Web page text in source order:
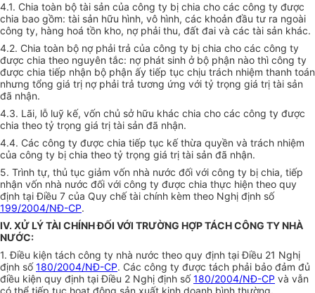
4.1. Chia toàn bộ tài sản của công ty bị chia cho các công ty được
chia bao gồm: tài sản hữu hình, vô hình, các khoản đầu tư ra ngoài
công ty, hàng hoá tồn kho, nợ phải thu, đất đai và các tài sản khác.
4.2. Chia toàn bộ nợ phải trả của công ty bị chia cho các công ty
được chia theo nguyên tắc: nợ phát sinh ở bộ phận nào thì công ty
được chia tiếp nhận bộ phận ấy tiếp tục chịu trách nhiệm thanh toán
nhưng tổng giá trị nợ phải trả tương ứng với tỷ trọng giá trị tài sản
đã nhận.
4.3. Lãi, lỗ luỹ kế, vốn chủ sở hữu khác chia cho các công ty được
chia theo tỷ trọng giá trị tài sản đã nhận.
4.4. Các công ty được chia tiếp tục kế thừa quyền và trách nhiệm
của công ty bị chia theo tỷ trọng giá trị tài sản đã nhận.
5. Trình tự, thủ tục giảm vốn nhà nước đối với công ty bị chia, tiếp
nhận vốn nhà nước đối với công ty được chia thực hiện theo quy
định tại Điều 7 của Quy chế tài chính kèm theo Nghị định số
199/2004/NĐ-CP.
IV. XỬ LÝ TÀI CHÍNH ĐỐI VỚI TRƯỜNG HỢP TÁCH CÔNG TY NHÀ
NƯỚC:
1. Điều kiện tách công ty nhà nước theo quy định tại Điều 21 Nghị
định số180/2004/NĐ-CP. Các công ty được tách phải bảo đảm đủ
điều kiện quy định tại Điều 2 Nghị định số180/2004/NĐ-CP và vẫn
có thể tiếp tục hoạt động sản xuất kinh doanh bình thường.